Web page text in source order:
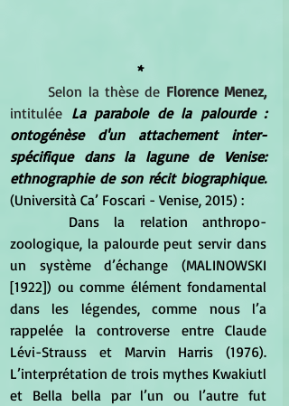
*
	Selon la thèse de
Florence Menez,
intitulée La parabole de la palourde :
ontogénèse d'un attachement inter-
spécifique dans la lagune de Venise:
ethnographie de son récit biographique.
(Università Ca’ Foscari - Venise, 2015) :
zoologique, la palourde peut servir dans
un système d’échange (MALINOWSKI
[1922]) ou comme élément fondamental
dans les légendes, comme nous l’a
rappelée la controverse entre Claude
Lévi-Strauss et Marvin Harris (1976).
L’interprétation de trois mythes Kwakiutl
et Bella bella par l’un ou l’autre fut